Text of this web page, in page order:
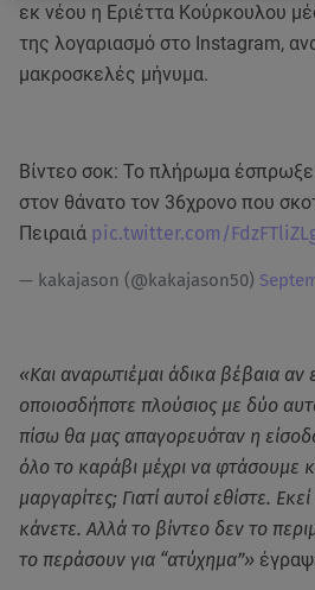
εκ νέου η Εριέττα Κούρκουλου
της λογαριασμό στο Instagram,
μακροσκελές μήνυμα.
Βίντεο σοκ: Το πλήρωμα
στον θάνατο τον 36χρονο που
Πειραιά pic.twitter.com/
— kakajason (@kakajason50)
«Και αναρωτιέμαι άδικα βέβαια αν
οποιοσδήποτε πλούσιος με δύο
πίσω θα μας απαγορευόταν η
όλο το καράβι μέχρι να φτάσουμε
μαργαρίτες; Γιατί αυτοί εθίστε.
κάνετε. Αλλά το βίντεο δεν το
το περάσουν για “ατύχημα”»